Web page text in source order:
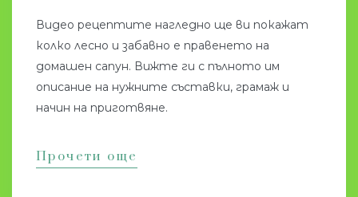
Видео рецептите нагледно ще ви покажат
колко лесно и забавно е правенето на
домашен сапун. Вижте ги с пълното им
описание на нужните съставки, грамаж и
начин на приготвяне.
Прочети още